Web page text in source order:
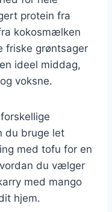
protein fra
kokosmælken
friske grøntsager
ideel middag,
voksne.
du bruge let
med tofu for en
du vælger
med mango
hjem.